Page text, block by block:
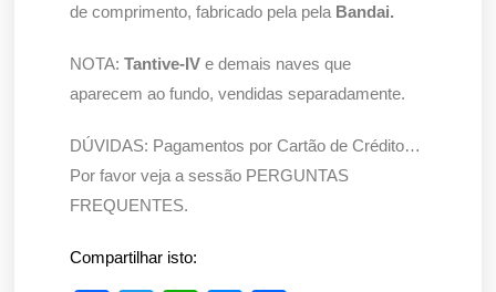
de comprimento, fabricado pela pela Bandai.
NOTA:Tantive-IV e demais naves que
aparecem ao fundo, vendidas separadamente.
DÚVIDAS: Pagamentos por Cartão de Crédito…
Por favor veja a sessão PERGUNTAS
FREQUENTES.
Compartilhar isto: